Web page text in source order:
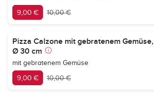
9,00 € 10,00 €
Pizza Calzone mit gebratenem Gemüse,
Ø 30 cm
mit gebratenem Gemüse
9,00 € 10,00 €